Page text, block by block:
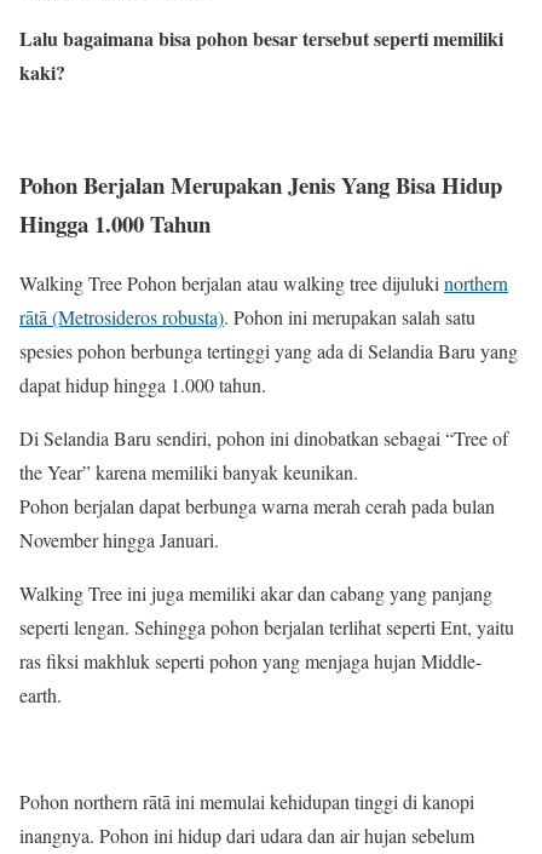
Lalu bagaimana bisa pohon besar tersebut seperti memiliki
kaki?
Pohon Berjalan Merupakan Jenis Yang Bisa Hidup
Hingga 1.000 Tahun
Walking Tree Pohon berjalan atau walking tree dijuluki northern
rātā (Metrosideros robusta). Pohon ini merupakan salah satu
spesies pohon berbunga tertinggi yang ada di Selandia Baru yang
dapat hidup hingga 1.000 tahun.
Di Selandia Baru sendiri, pohon ini dinobatkan sebagai “Tree of
the Year” karena memiliki banyak keunikan.
Pohon berjalan dapat berbunga warna merah cerah pada bulan
November hingga Januari.
Walking Tree ini juga memiliki akar dan cabang yang panjang
seperti lengan. Sehingga pohon berjalan terlihat seperti Ent, yaitu
ras fiksi makhluk seperti pohon yang menjaga hujan Middle-
earth.
Pohon northern rātā ini memulai kehidupan tinggi di kanopi
inangnya. Pohon ini hidup dari udara dan air hujan sebelum